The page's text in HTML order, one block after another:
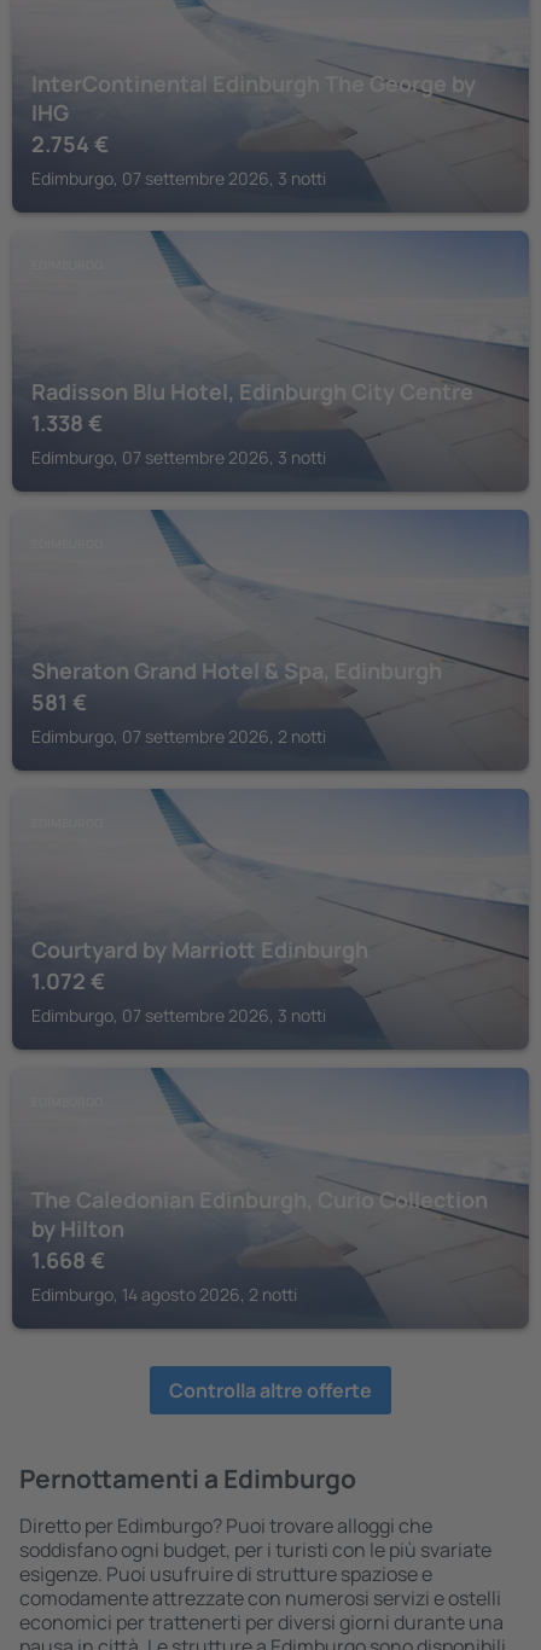
InterContinental Edinburgh The George by
IHG
2.754 €
Edimburgo, 07 settembre 2026, 3 notti
Radisson Blu Hotel, Edinburgh City Centre
1.338 €
Edimburgo, 07 settembre 2026, 3 notti
Sheraton Grand Hotel & Spa, Edinburgh
581 €
Edimburgo, 07 settembre 2026, 2 notti
Courtyard by Marriott Edinburgh
1.072 €
Edimburgo, 07 settembre 2026, 3 notti
The Caledonian Edinburgh, Curio Collection
by Hilton
1.668 €
Edimburgo, 14 agosto 2026, 2 notti
Controlla altre offerte
Pernottamenti a Edimburgo
Diretto per Edimburgo? Puoi trovare alloggi che
soddisfano ogni budget, per i turisti con le più svariate
esigenze. Puoi usufruire di strutture spaziose e
comodamente attrezzate con numerosi servizi e ostelli
economici per trattenerti per diversi giorni durante una